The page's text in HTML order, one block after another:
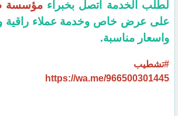
لطلب الخدمة اتصل بخبراءمؤسسة
على عرض خاص وخدمة عملاء راقية
واسعار مناسبة.
#تشطيب
https://wa.me/966500301445